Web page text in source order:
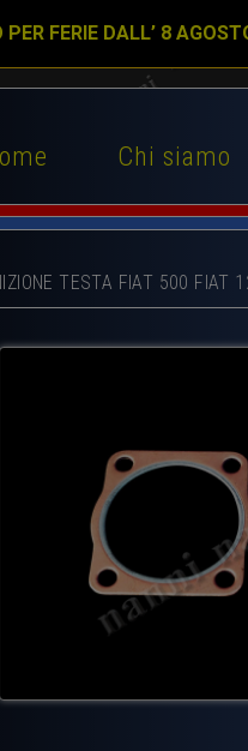
FERIE DALL’ 8
Chi siamo
TESTA FIAT 500 FIAT